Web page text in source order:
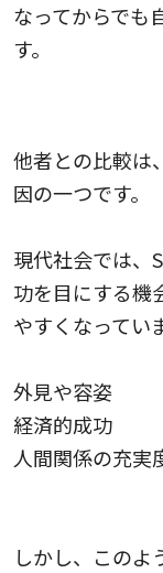
なってからでも
す。
他者との比較は
因の一つです。
現代社会では、
功を目にする機
やすくなってい
外見や容姿
経済的成功
人間関係の充実
しかし、このよ